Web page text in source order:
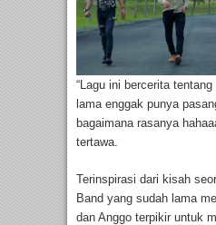
“Lagu ini bercerita
lama enggak punya
bagaimana rasanya
tertawa.
Terinspirasi dari kisah
Band yang sudah lama
dan Anggo terpikir untuk